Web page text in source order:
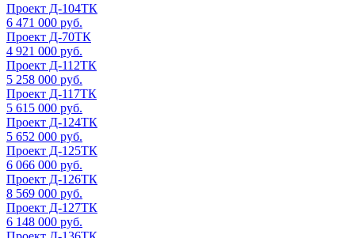
Проект Д-104ТК
6 471 000 руб.
Проект Д-70ТК
4 921 000 руб.
Проект Д-112ТК
5 258 000 руб.
Проект Д-117ТК
5 615 000 руб.
Проект Д-124ТК
5 652 000 руб.
Проект Д-125ТК
6 066 000 руб.
Проект Д-126ТК
8 569 000 руб.
Проект Д-127ТК
6 148 000 руб.